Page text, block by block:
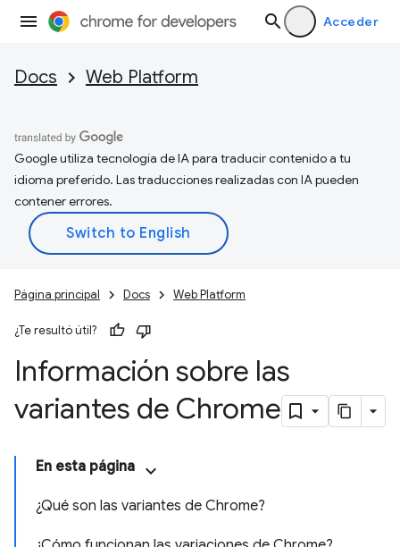
Acceder
Docs Web Platform
Google utiliza tecnología de IA para traducir contenido a tu
idioma preferido. Las traducciones realizadas con IA pueden
contener errores.
Página principal Docs Web Platform
¿Te resultó útil?
Información sobre las
variantes de Chrome
En esta página
¿Qué son las variantes de Chrome?